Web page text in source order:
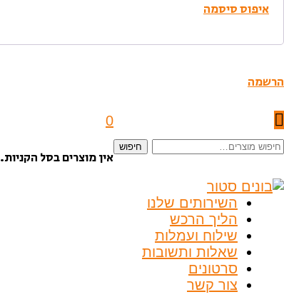
איפוס סיסמה
הרשמה
חיפוש
חיפוש
0
אין מוצרים בסל הקניות.
השירותים שלנו
הליך הרכש
שילוח ועמלות
שאלות ותשובות
סרטונים
צור קשר